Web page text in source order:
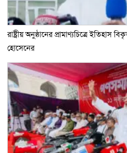
রাষ্ট্রীয় অনুষ্ঠানের প্রামাণ্যচিত্রে
হোসেনের